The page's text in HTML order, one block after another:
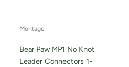
Montage
Bear Paw MP1 No Knot
Leader Connectors 1-